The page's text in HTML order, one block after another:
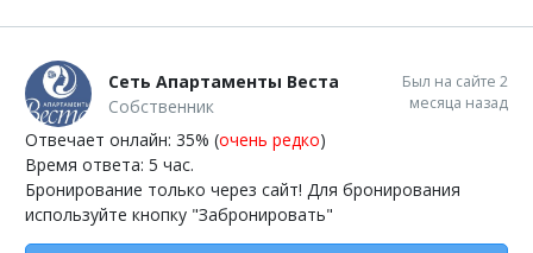
Сеть Апартаменты Веста
Собственник
Был на сайте 2
месяца назад
Отвечает онлайн: 35% (очень редко)
Время ответа: 5 час.
Бронирование только через сайт! Для бронирования
используйте кнопку "Забронировать"